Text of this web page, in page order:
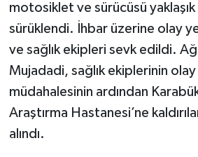
motosiklet ve sürücüsü
sürüklendi. İhbar üzerine olay
ve sağlık ekipleri sevk edildi.
Mujadadi, sağlık ekiplerinin
müdahalesinin ardından
Araştırma Hastanesi’ne
alındı.